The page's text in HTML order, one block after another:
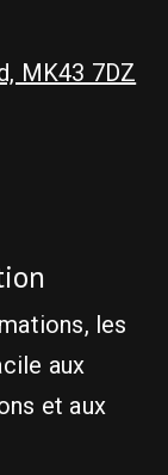
MK43 7DZ
les
aux
et aux